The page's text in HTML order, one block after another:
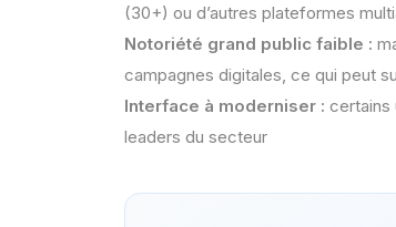
(30+) ou d’autres plateformes
Notoriété grand public faible :
campagnes digitales, ce qui peut
Interface à moderniser : certains
leaders du secteur